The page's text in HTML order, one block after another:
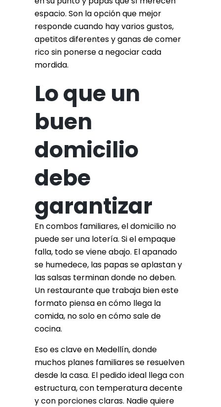
espacio. Son la opción que mejor
responde cuando hay varios gustos,
apetitos diferentes y ganas de comer
rico sin ponerse a negociar cada
mordida.
Lo que un
buen
domicilio
debe
garantizar
En combos familiares, el domicilio no
puede ser una lotería. Si el empaque
falla, todo se viene abajo. El apanado
se humedece, las papas se aplastan y
las salsas terminan donde no deben.
Un restaurante que trabaja bien este
formato piensa en cómo llega la
comida, no solo en cómo sale de
cocina.
Eso es clave en Medellín, donde
muchos planes familiares se resuelven
desde la casa. El pedido ideal llega con
estructura, con temperatura decente
y con porciones claras. Nadie quiere